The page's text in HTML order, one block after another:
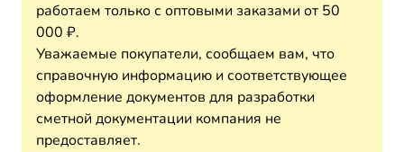
работаем только с оптовыми заказами от 50
000 ₽.
Уважаемые покупатели, сообщаем вам, что
справочную информацию и соответствующее
оформление документов для разработки
сметной документации компания не
предоставляет.